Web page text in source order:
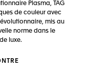
Plasma, TAG
de couleur avec
mis au
norme dans le
luxe.